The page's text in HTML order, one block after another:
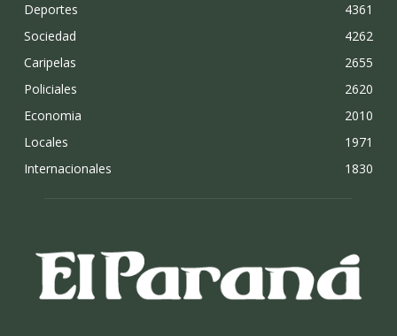
Deportes
4361
Sociedad
4262
Caripelas
2655
Policiales
2620
Economia
2010
Locales
1971
Internacionales
1830